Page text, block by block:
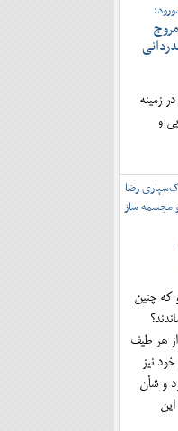
زمینه
و
رضا
مجسمه ساز
که چنین
هر طیف
نیز
و شأن